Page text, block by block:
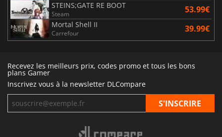
STEINS;GATE RE BOOT
Steam 53.99€
Mortal Shell II
Carrefour 39.99€
Recevez les meilleurs prix, codes promo et tous les bons
plans Gamer
Inscrivez vous à la newsletter DLCompare